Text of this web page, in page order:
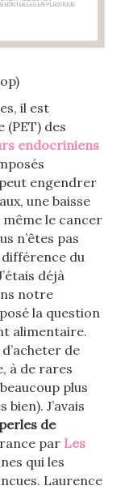
il est
(PET) des
endocriniens
engendrer
une baisse
le cancer
n’êtes pas
différence du
déjà
notre
la question
alimentaire.
de
à de rares
plus
J’avais
perles de
par Les
qui les
Laurence